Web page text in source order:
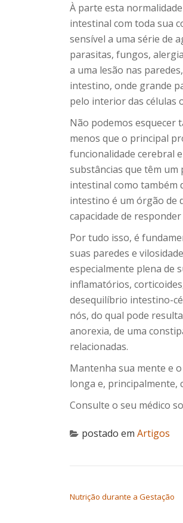
À parte esta
intestinal com toda sua
sensível a uma série de
parasitas, fungos,
a uma lesão nas
intestino, onde grande
pelo interior das células
Não podemos esquecer
menos que o principal
funcionalidade cerebral
substâncias que têm
intestinal como também
intestino é um órgão de
capacidade de
Por tudo isso, é
suas paredes e
especialmente plena de
inflamatórios,
desequilíbrio intestino-
nós, do qual pode
anorexia, de uma
relacionadas.
Mantenha sua mente e
longa e, principalmente,
Consulte o seu médico
postado em Artigos
Nutrição durante a Gestação